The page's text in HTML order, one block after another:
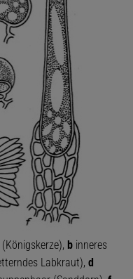
b inneres
Labkraut), d